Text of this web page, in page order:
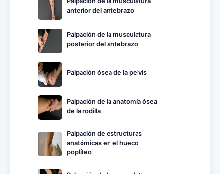
anterior del antebrazo
Palpación de la musculatura
posterior del antebrazo
Palpación ósea de la pelvis
Palpación de la anatomía ósea
de la rodilla
Palpación de estructuras
anatómicas en el hueco
poplíteo